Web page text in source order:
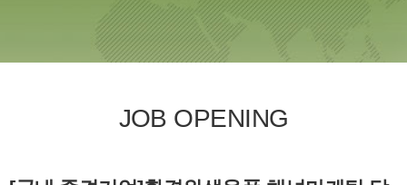
JOB OPENING